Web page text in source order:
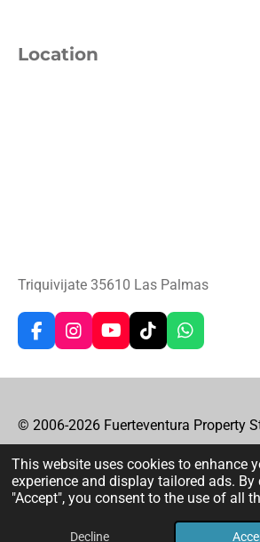
This website uses cookies to enhance
experience and display tailored ads. By
"Accept", you consent to the use of all
Decline
Location
Triquivijate 35610 Las Palmas
F
a
o
I
n
g
a
m
Y
o
b
T
i
k
W
h
A
© 2006-2026 Fuerteventura Property